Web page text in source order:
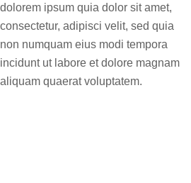
dolorem ipsum quia dolor sit amet,
consectetur, adipisci velit, sed quia
non numquam eius modi tempora
incidunt ut labore et dolore magnam
aliquam quaerat voluptatem.